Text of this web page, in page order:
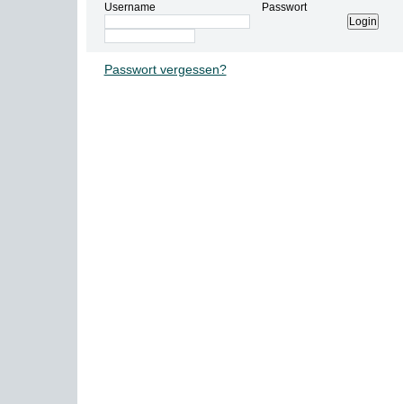
Username Passwort
Passwort vergessen?